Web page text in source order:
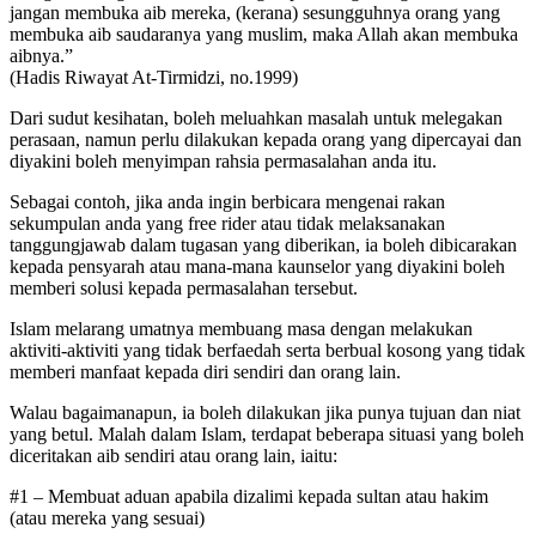
jangan membuka aib mereka, (kerana) sesungguhnya orang yang
membuka aib saudaranya yang muslim, maka Allah akan membuka
aibnya.”
(Hadis Riwayat At-Tirmidzi, no.1999)
Dari sudut kesihatan, boleh meluahkan masalah untuk melegakan
perasaan, namun perlu dilakukan kepada orang yang dipercayai dan
diyakini boleh menyimpan rahsia permasalahan anda itu.
Sebagai contoh, jika anda ingin berbicara mengenai rakan
sekumpulan anda yang free rider atau tidak melaksanakan
tanggungjawab dalam tugasan yang diberikan, ia boleh dibicarakan
kepada pensyarah atau mana-mana kaunselor yang diyakini boleh
memberi solusi kepada permasalahan tersebut.
Islam melarang umatnya membuang masa dengan melakukan
aktiviti-aktiviti yang tidak berfaedah serta berbual kosong yang tidak
memberi manfaat kepada diri sendiri dan orang lain.
Walau bagaimanapun, ia boleh dilakukan jika punya tujuan dan niat
yang betul. Malah dalam Islam, terdapat beberapa situasi yang boleh
diceritakan aib sendiri atau orang lain, iaitu:
#1 – Membuat aduan apabila dizalimi kepada sultan atau hakim
(atau mereka yang sesuai)